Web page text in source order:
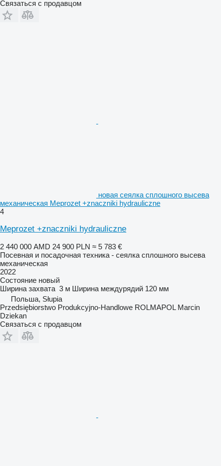
Связаться с продавцом
новая сеялка сплошного высева
механическая Meprozet +znaczniki hydrauliczne
4
Meprozet +znaczniki hydrauliczne
2 440 000 AMD 24 900 PLN ≈ 5 783 €
Посевная и посадочная техника - сеялка сплошного высева
механическая
2022
Состояние новый
Ширина захвата 3 м Ширина междурядий 120 мм
Польша, Słupia
Przedsiębiorstwo Produkcyjno-Handlowe ROLMAPOL Marcin
Dziekan
Связаться с продавцом